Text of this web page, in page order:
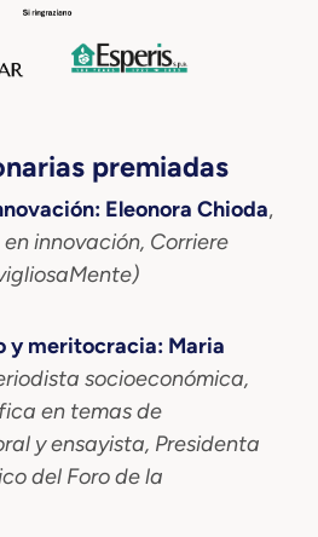
premiadas
Eleonora Chioda,
innovación, Corriere
y meritocracia: Maria
socioeconómica,
en temas de
y ensayista, Presidenta
del Foro de la